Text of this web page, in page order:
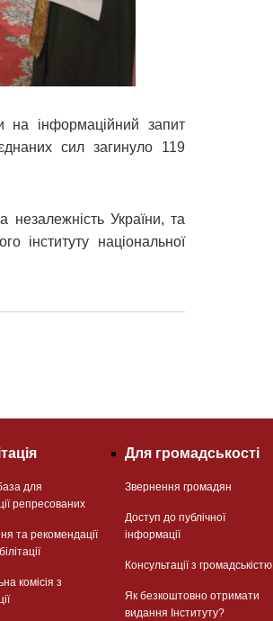
на інформаційний запит
сил загинуло 119
незалежність України, та
інституту національної
для
репресованих
та рекомендації
комісія з
Для громадськості
Звернення громадян
Доступ до публічної
інформації
Консультації з громадськістю
Як безкоштовно отримати
видання Інституту?